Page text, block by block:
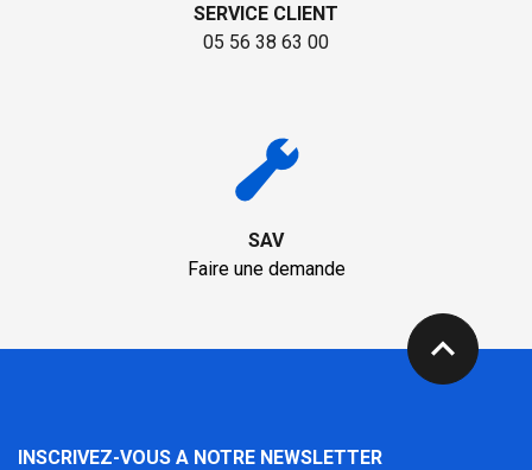
SERVICE CLIENT
05 56 38 63 00
SAV
Faire une demande
expand_less
INSCRIVEZ-VOUS A NOTRE NEWSLETTER